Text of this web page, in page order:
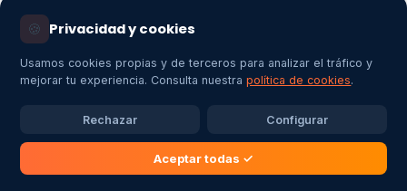
200 m² con enfoque en energías renovables.
Sistema Instalado
integrado con
paneles solares .
Casi nula dependencia de la red eléctrica para
calefacción y refrigeración.
🍪 Privacidad y cookies
Usamos cookies propias y de terceros para analizar el tráfico y
mejorar tu experiencia. Consulta nuestrapolítica de cookies.
Rechazar Configurar
Aceptar todas ✓